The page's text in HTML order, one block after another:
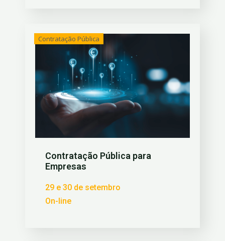
Contratação Pública
Contratação Pública para
Empresas
29 e 30 de setembro
On-line